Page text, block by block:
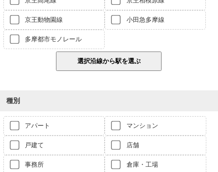
京王動物園線 小田急多摩線
多摩都市モノレール
種別
アパート マンション
戸建て 店舗
事務所 倉庫・工場